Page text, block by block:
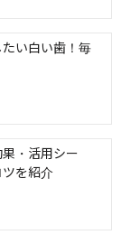
い白い歯！毎
・活用シー
を紹介